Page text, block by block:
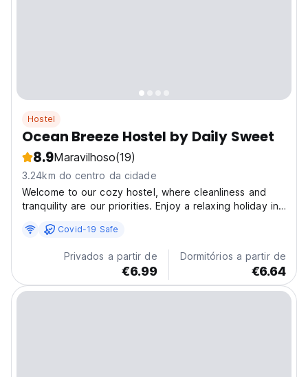
Hostel
Ocean Breeze Hostel by Daily Sweet
8.9Maravilhoso(19)
3.24km do centro da cidade
Welcome to our cozy hostel, where cleanliness and
tranquility are our priorities. Enjoy a relaxing holiday in
with blackout curtains, individual lights, and secure
lockers. Each room features an en-suite...
Covid-19 Safe
Privados a partir de
€6.99
Dormitórios a partir de
€6.64